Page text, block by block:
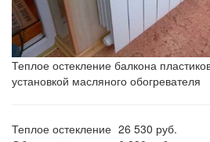
Теплое остекление балкона
установкой масляного обогревателя
Теплое остекление 26 530 руб.